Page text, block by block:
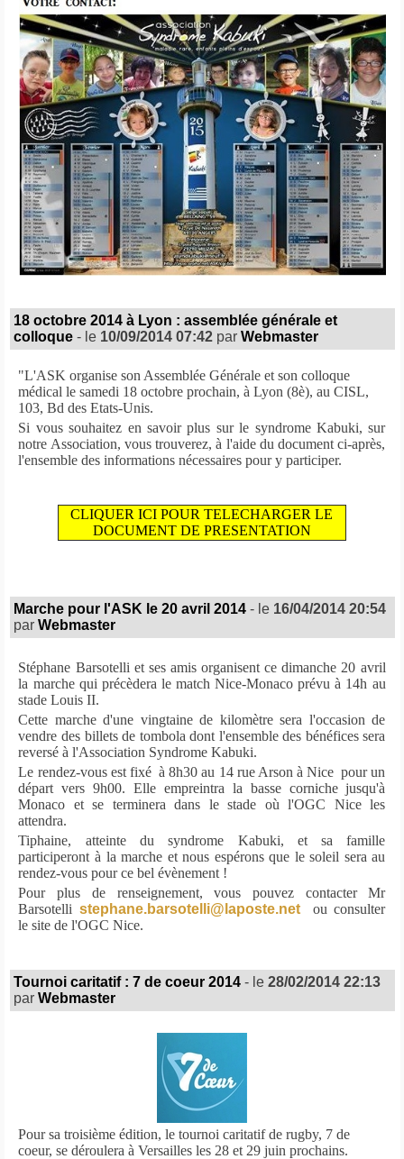
18 octobre 2014 à Lyon : assemblée générale et
colloque - le 10/09/2014 07:42 parWebmaster
"L'ASK organise son Assemblée Générale et son colloque
médical le samedi 18 octobre prochain, à Lyon (8è), au CISL,
103, Bd des Etats-Unis.
Si vous souhaitez en savoir plus sur le syndrome Kabuki, sur
notre Association, vous trouverez, à l'aide du document ci-après,
l'ensemble des informations nécessaires pour y participer.
CLIQUER ICI POUR TELECHARGER LE
DOCUMENT DE PRESENTATION
Marche pour l'ASK le 20 avril 2014 - le 16/04/2014 20:54
parWebmaster
Stéphane Barsotelli et ses amis organisent ce dimanche 20 avril
la marche qui précèdera le match Nice-Monaco prévu à 14h au
stade Louis II.
Cette marche d'une vingtaine de kilomètre sera l'occasion de
vendre des billets de tombola dont l'ensemble des bénéfices sera
reversé à l'Association Syndrome Kabuki.
Le rendez-vous est fixé à 8h30 au 14 rue Arson à Nice pour un
départ vers 9h00. Elle empreintra la basse corniche jusqu'à
Monaco et se terminera dans le stade où l'OGC Nice les
attendra.
Tiphaine, atteinte du syndrome Kabuki, et sa famille
participeront à la marche et nous espérons que le soleil sera au
rendez-vous pour ce bel évènement !
Pour plus de renseignement, vous pouvez contacter Mr
Barsotelli stephane.barsotelli@laposte.netou consulter
le site de l'OGC Nice.
Tournoi caritatif : 7 de coeur 2014 - le28/02/2014 22:13
parWebmaster
Pour sa troisième édition, le tournoi caritatif de rugby, 7 de
coeur, se déroulera à Versailles les 28 et 29 juin prochains.